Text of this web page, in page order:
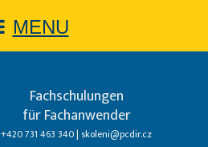
MENU
Fachschulungen
für Fachanwender
+420 731 463 340 | skoleni@pcdir.cz